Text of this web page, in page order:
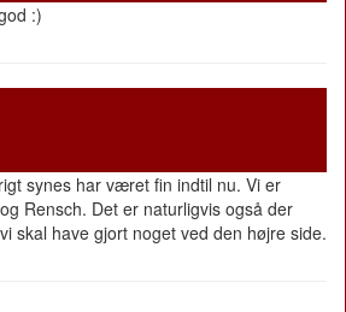
:)
synes har været fin indtil nu. Vi er
Rensch. Det er naturligvis også der
skal have gjort noget ved den højre side.